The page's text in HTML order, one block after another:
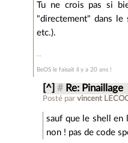
Tu ne crois pas si
"directement" dans le
etc.).
BeOS le faisait il y a 20 ans !
[^] # Re: Pinaillage
Posté parvincent
sauf que le shell en
non ! pas de code